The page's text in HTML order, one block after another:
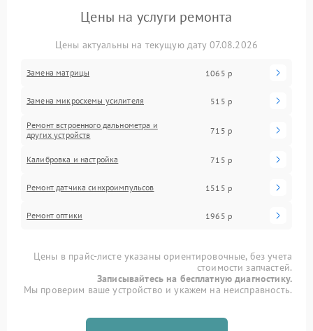
Цены на услуги ремонта
Цены актуальны на текущую дату 07.08.2026
Замена матрицы 1065 р
Замена микросхемы усилителя 515 р
Ремонт встроенного дальнометра и
других устройств
715 р
Калибровка и настройка 715 р
Ремонт датчика синхроимпульсов 1515 р
Ремонт оптики 1965 р
Цены в прайс-листе указаны ориентировочные, без учета
стоимости запчастей.
Записывайтесь на бесплатную диагностику.
Мы проверим ваше устройство и укажем на неисправность.